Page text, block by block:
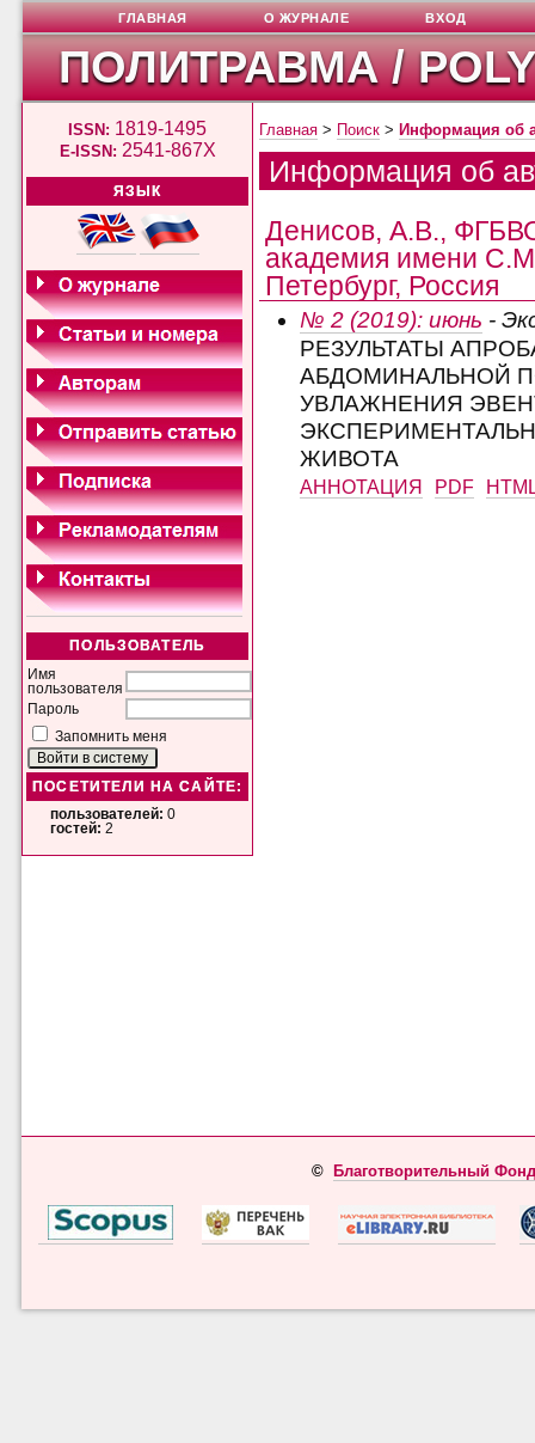
ПОЛИТРАВМА /
ISSN: 1819-1495
E-ISSN: 2541-867X
ЯЗЫК
ПОЛЬЗОВАТЕЛЬ
Имя
пользователя
Пароль
Запомнить меня
ПОСЕТИТЕЛИ НА САЙТЕ:
пользователей: 0
гостей: 2
ГЛАВНАЯ О ЖУРНАЛЕ ВХОД
Главная > Поиск > Информация об
Информация об
Денисов, А.В.,
академия имени
Петербург, Россия
№ 2 (2019): июнь -
РЕЗУЛЬТАТЫ
АБДОМИНАЛЬНОЙ
УВЛАЖНЕНИЯ
ЖИВОТА
АННОТАЦИЯ PDF
© Благотворительный